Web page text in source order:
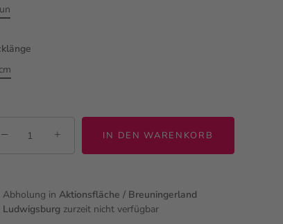
− + IN DEN WARENKORB
Abholung in Aktionsfläche / Breuningerland
Ludwigsburg zurzeit nicht verfügbar